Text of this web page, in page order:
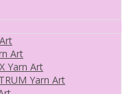
Art
Yarn Art
Yarn Art